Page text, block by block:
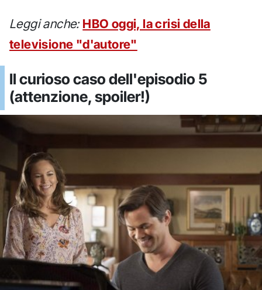
Leggi anche: HBO oggi, la crisi della
televisione "d'autore"
Il curioso caso dell'episodio 5
(attenzione, spoiler!)